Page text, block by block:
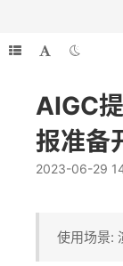
AIGC
报准备
2023-06-29
使用场景: